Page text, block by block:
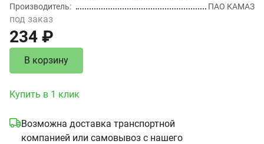
Производитель ПАО КАМАЗ
под заказ
234 ₽
В корзину
Купить в 1 клик
Возможна доставка транспортной
компанией или самовывоз с нашего